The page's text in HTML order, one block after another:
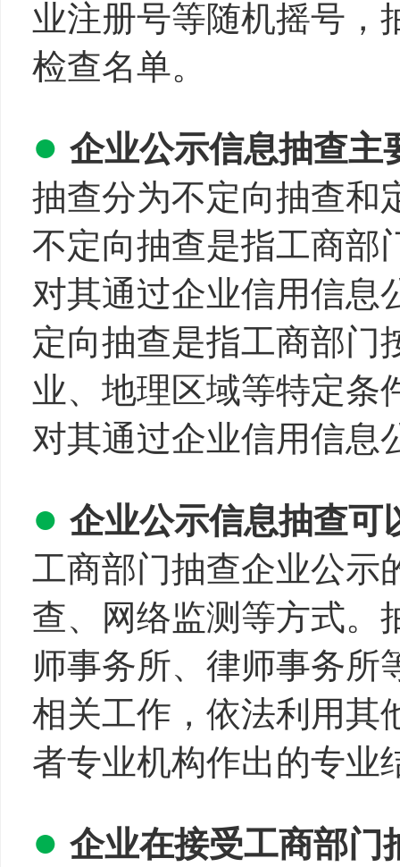
业注册号等随机摇号，
检查名单。
● 企业公示信息抽查
抽查分为不定向抽查和
不定向抽查是指工商部
对其通过企业信用信
定向抽查是指工商部门
业、地理区域等特定条
对其通过企业信用信息
● 企业公示信息抽查可
工商部门抽查企业公示
查、网络监测等方式。
师事务所、律师事务所
相关工作，依法利用其
者专业机构作出的专业
● 企业在接受工商部门